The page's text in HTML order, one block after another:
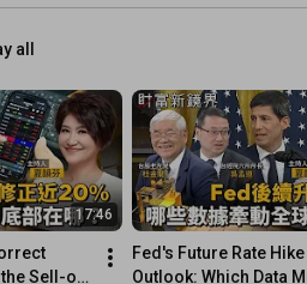
行銷統籌：陳玟如業務統籌：李思源視
all
17:46
the Sell-off
Fed's Future Rate Hike
Outlook: Which Data